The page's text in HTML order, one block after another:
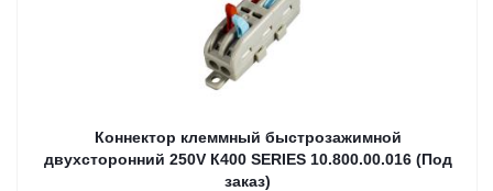
Коннектор клеммный быстрозажимной
двухсторонний 250V К400 SERIES 10.800.00.016 (Под
заказ)